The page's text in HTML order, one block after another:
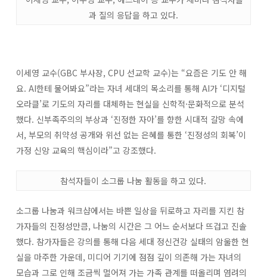
과 질의 응답을 하고 있다.
이세영 교수(GBC 부사장, CPU 선교학 교수)는 “요즘은 기도 안 해
요. AI한테 물어봐요”라는 자녀 세대의 목소리를 통해 AI가 ‘디지털
오라클’로 기도의 자리를 대체하는 현실을 신학적·문화적으로 분석
했다. 신부족주의의 부상과 ‘진정한 자아’를 향한 시대적 갈망 속에
서, 부모의 취약성 공개와 위선 없는 은혜를 통한 ‘진정성의 회복’이
가정 신앙 교육의 핵심이라”고 강조했다.
참석자들이 소그룹 나눔 활동을 하고 있다.
소그룹 나눔과 워크샵에서는 바쁜 일상을 뒤로하고 자리를 지킨 참
가자들의 진정성만큼, 나눔의 시간은 그 어느 순서보다 뜨겁고 진솔
했다. 참가자들은 강의를 통해 다음 세대 정신건강 실태의 암울한 현
실을 마주한 가운데, 미디어 기기에 점점 깊이 의존해 가는 자녀의
모습과 그로 인해 조금씩 멀어져 가는 가족 관계를 떠올리며 염려의